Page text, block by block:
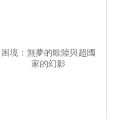
困境：無夢的歐陸與超國
家的幻影